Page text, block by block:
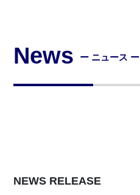
News ー ニュース ー
NEWS RELEASE